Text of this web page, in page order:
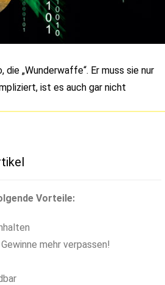
„Wunderwaffe“. Er muss sie nur
ist es auch gar nicht
Vorteile:
mehr verpassen!